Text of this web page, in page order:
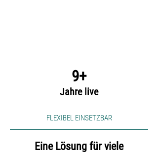
9+
Jahre live
FLEXIBEL EINSETZBAR
Eine Lösung für viele